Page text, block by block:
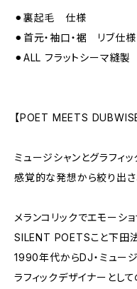
⚫︎裏起毛 仕様
⚫︎首元・袖口・裾 リブ仕様
⚫︎ALL フラットシーマ縫製
【POET MEETS DUBWISE
ミュージシャンとグラフィ
感覚的な発想から絞り出
メランコリックでエモーシ
SILENT POETSこと下田法
1990年代からDJ・ミュー
ラフィックデザイナーとし